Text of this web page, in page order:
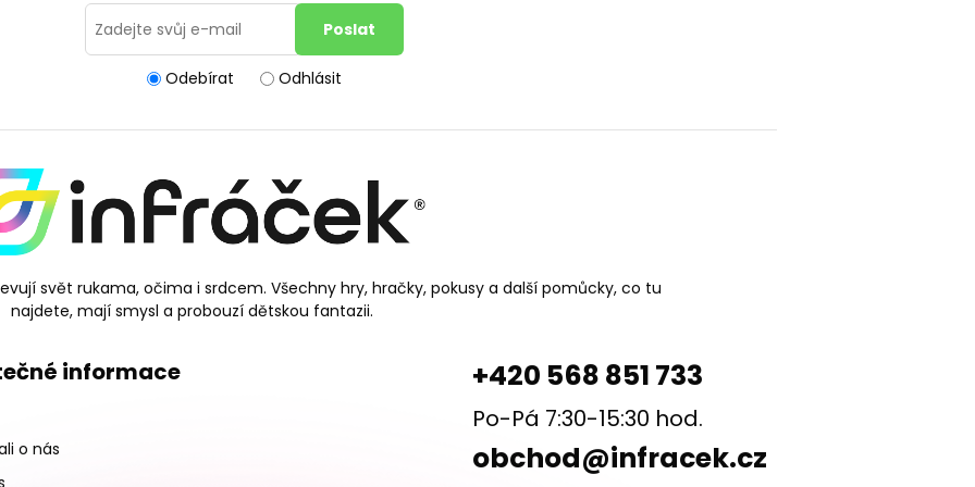
Odebírat Odhlásit
svět rukama, očima i srdcem. Všechny hry, hračky, pokusy a další pomůcky, co tu
najdete, mají smysl a probouzí dětskou fantazii.
informace
o nás
+420 568 851 733
Po-Pá 7:30-15:30 hod.
obchod@infracek.cz